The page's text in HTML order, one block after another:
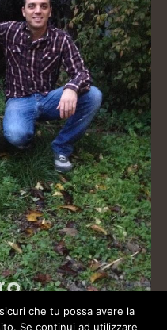
che tu possa avere la
Se continui ad utilizzare